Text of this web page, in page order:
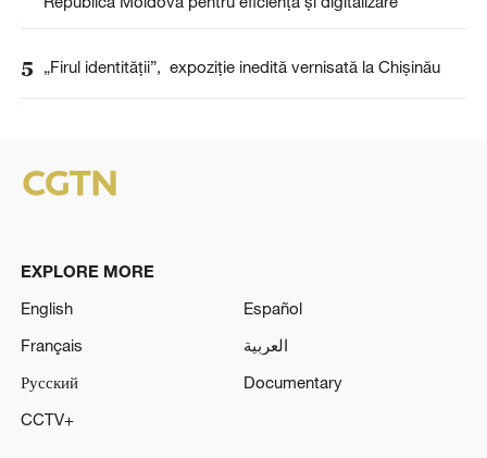
5 „Firul identității”, expoziție inedită vernisată la Chișinău
EXPLORE MORE
English
Español
Français
العربية
Русский
Documentary
CCTV+